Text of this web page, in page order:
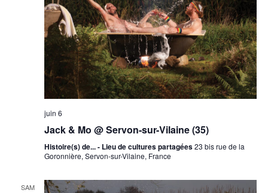
juin 6
Jack & Mo @ Servon-sur-Vilaine (35)
Histoire(s) de... - Lieu de cultures partagées23 bis rue de la
Goronnière, Servon-sur-Vilaine, France
SAM